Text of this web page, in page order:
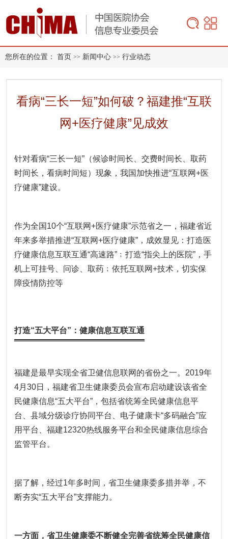
您所在的位置： 首页 >> 新闻中心 >> 行业动态
看病“三长一短”如何破？福建推“互联
网+医疗健康”见成效
针对看病“三长一短”（候诊时间长、交费时间长、取药
时间长，看病时间短）现象，我国加快推进“互联网+医
疗健康”建设。
作为全国10个“互联网+医疗健康”示范省之一，福建省近
年来多举措推进“互联网+医疗健康”，成效显见：打造医
疗健康信息互联互通“高速路”﹔打造“指尖上的医院”，手
机上可挂号、问诊、取药﹔依托互联网+技术，切实保
障疫情防控等
打造“五大平台”：健康信息互联互通
福建是最早实现全省卫健信息联网的省份之一。2019年
4月30日，福建省卫生健康委员会宣布启动建设该省全
民健康信息“五大平台”，包括省统筹全民健康信息平
台、县域分级诊疗协同平台、电子健康卡“多码融合”应
用平台、福建12320热线服务平台和全民健康信息综合
监管平台。
据了解，经过1年多时间，省卫生健康委多措并举，不
断夯实“五大平台”支撑能力。
一方面，省卫生健康委不断健全完善省统筹全民健康信